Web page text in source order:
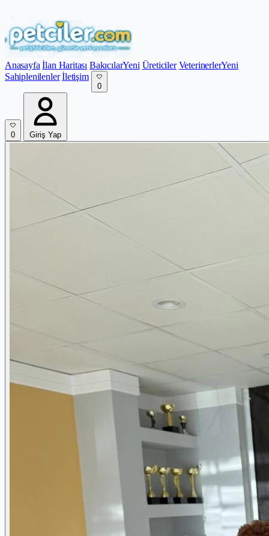
Anasayfa İlan Haritası BakıcılarYeni Üreticiler VeterinerlerYeni
Sahiplenilenler İletişim
0
0 Giriş Yap